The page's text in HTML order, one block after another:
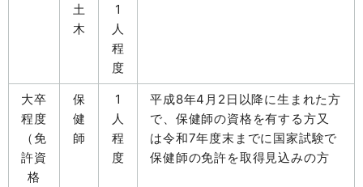
土
木
1
人
程
度
大卒
程度
（免
許資
格
保
健
師
1
人
程
度
平成8年4月2日以降に生まれた方
で、保健師の資格を有する方又
は令和7年度末までに国家試験で
保健師の免許を取得見込みの方